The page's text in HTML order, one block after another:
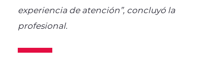
experiencia de atención”, concluyó la
profesional.